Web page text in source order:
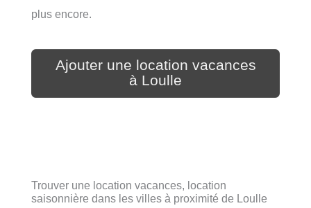
plus encore.
Ajouter une location vacances
à Loulle
Trouver une location vacances, location
saisonnière dans les villes à proximité de Loulle